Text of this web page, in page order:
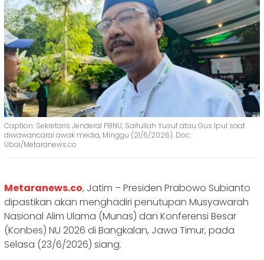
Caption: Sekretaris Jenderal PBNU, Saifullah Yusuf atau Gus Ipul saat
diwawancarai awak media, Minggu (21/6/2026). Doc:
Ubai/Metaranews.co
Metaranews.co, Jatim – Presiden Prabowo Subianto
dipastikan akan menghadiri penutupan Musyawarah
Nasional Alim Ulama (Munas) dan Konferensi Besar
(Konbes) NU 2026 di Bangkalan, Jawa Timur, pada
Selasa (23/6/2026) siang.